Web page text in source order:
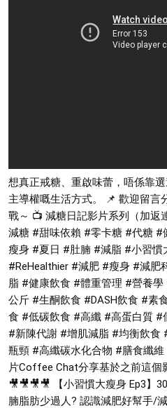
想真正戒糖、重啟味蕾，唔係靠
主導權嘅生活方式。 📌 歡迎留言
戰～ 📺 減糖日記影片系列（加返
減糖 #甜味依賴 #零卡糖 #代糖 #
瘦身 #夏日 #肚腩 #減脂 #小習慣
#ReHealthier #減肥 #瘦身 #減肥
脂 #健康飲食 #體重管理 #營養學
公斤 #生酮飲食 #DASH飲食 #素
食 #低碳飲食 #高纖 #高蛋白質 #
#新陳代謝 #增肌減脂 #均衡飲食
瓶頸 #高纖碳水化合物 #膳食纖維
片Coffee Chat分享基於之前這個
🎥🎥🎥🎥 【小習慣大瘦身 Ep3】
腩脂肪少過人? 認識減肥好幫手/